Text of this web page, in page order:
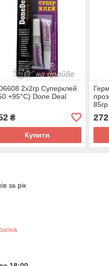
2х2гр Суперклей
+95°С) Done Deal
₴
Купити
272
за рік